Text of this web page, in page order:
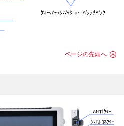
ページの先頭へ